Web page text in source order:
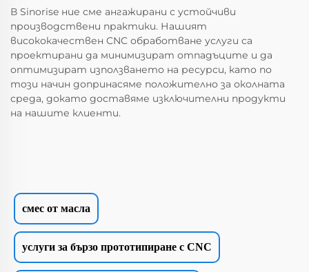
В Sinorise ние сме ангажирани с устойчиви
производствени практики. Нашият
висококачествен CNC обработване услуги са
проектирани да минимизират отпадъците и да
оптимизират използването на ресурси, като по
този начин допринасяме положително за околната
среда, докато доставяме изключителни продукти
на нашите клиенти.
смес от масла
услуги за бързо прототипиране с CNC